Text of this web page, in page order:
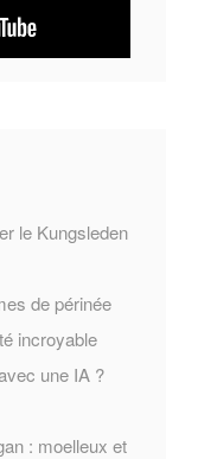
le Kungsleden
de périnée
incroyable
une IA ?
: moelleux et